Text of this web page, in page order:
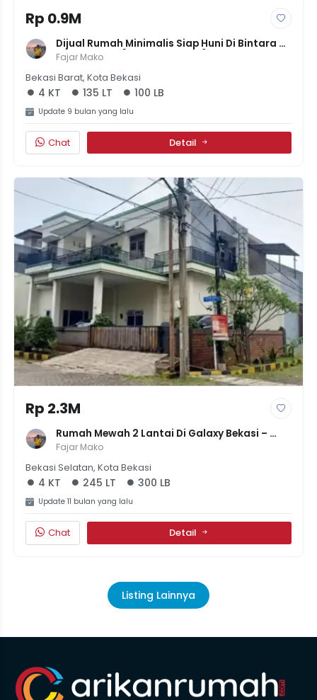
Rp 0.9M
Dijual Rumah Minimalis Siap Huni Di Bintara
Jaya, Bekasi [LT 135m² - 4 KT] - Rp 900 Jt
Fajar Mako
Bekasi Barat, Kota Bekasi
4 KT 135 LT 100 LB
Update 9 bulan yang lalu
Chat Detail
Rp 2.3M
Rumah Mewah 2 Lantai Di Galaxy Bekasi –
Siap Huni, Harga 2,3 Miliar!
Fajar Mako
Bekasi Selatan, Kota Bekasi
4 KT 245 LT 300 LB
Update 11 bulan yang lalu
Chat Detail
Listing Lainnya